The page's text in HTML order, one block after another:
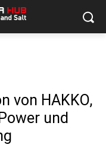
von HAKKO,
und